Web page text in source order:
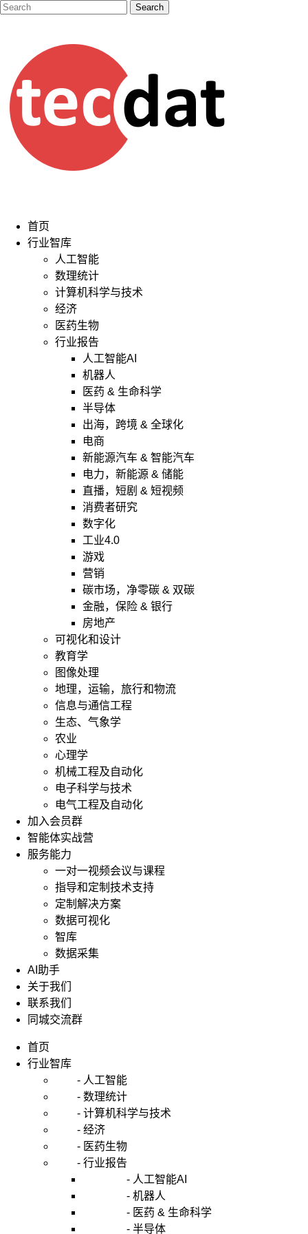
首页
行业智库
人工智能
数理统计
计算机科学与技术
经济
医药生物
行业报告
人工智能AI
机器人
医药 & 生命科学
半导体
出海，跨境 & 全球化
电商
新能源汽车 & 智能汽车
电力，新能源 & 储能
直播，短剧 & 短视频
消费者研究
数字化
工业4.0
游戏
营销
碳市场，净零碳 & 双碳
金融，保险 & 银行
房地产
可视化和设计
教育学
图像处理
地理，运输，旅行和物流
信息与通信工程
生态、气象学
农业
心理学
机械工程及自动化
电子科学与技术
电气工程及自动化
加入会员群
智能体实战营
服务能力
一对一视频会议与课程
指导和定制技术支持
定制解决方案
数据可视化
智库
数据采集
AI助手
关于我们
联系我们
同城交流群
首页
行业智库
- 人工智能
- 数理统计
- 计算机科学与技术
- 经济
- 医药生物
- 行业报告
- 人工智能AI
- 机器人
- 医药 & 生命科学
- 半导体